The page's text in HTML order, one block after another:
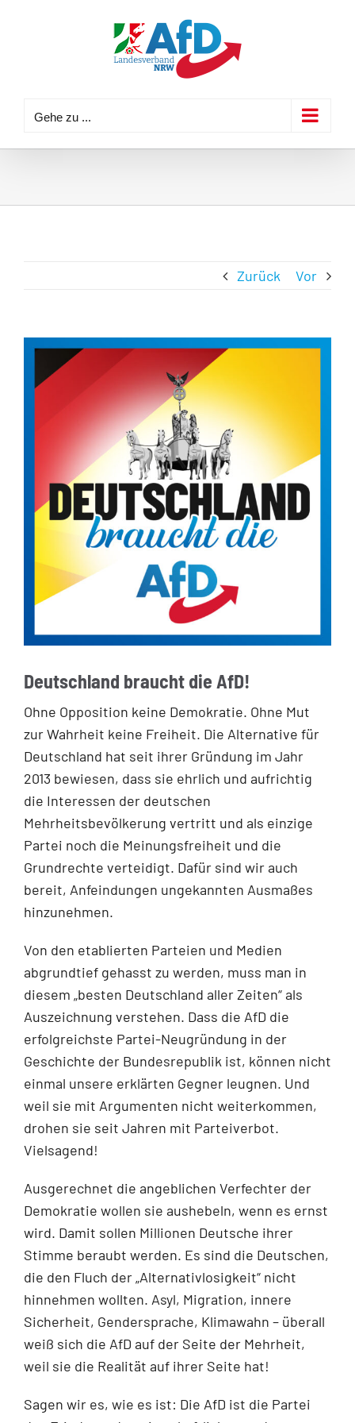
Gehe zu ...
Zurück Vor
Deutschland braucht die AfD!
Ohne Opposition keine Demokratie. Ohne Mut
zur Wahrheit keine Freiheit. Die Alternative für
Deutschland hat seit ihrer Gründung im Jahr
2013 bewiesen, dass sie ehrlich und aufrichtig
die Interessen der deutschen
Mehrheitsbevölkerung vertritt und als einzige
Partei noch die Meinungsfreiheit und die
Grundrechte verteidigt. Dafür sind wir auch
bereit, Anfeindungen ungekannten Ausmaßes
hinzunehmen.
Von den etablierten Parteien und Medien
abgrundtief gehasst zu werden, muss man in
diesem „besten Deutschland aller Zeiten“ als
Auszeichnung verstehen. Dass die AfD die
erfolgreichste Partei-Neugründung in der
Geschichte der Bundesrepublik ist, können nicht
einmal unsere erklärten Gegner leugnen. Und
weil sie mit Argumenten nicht weiterkommen,
drohen sie seit Jahren mit Parteiverbot.
Vielsagend!
Ausgerechnet die angeblichen Verfechter der
Demokratie wollen sie aushebeln, wenn es ernst
wird. Damit sollen Millionen Deutsche ihrer
Stimme beraubt werden. Es sind die Deutschen,
die den Fluch der „Alternativlosigkeit“ nicht
hinnehmen wollten. Asyl, Migration, innere
Sicherheit, Gendersprache, Klimawahn – überall
weiß sich die AfD auf der Seite der Mehrheit,
weil sie die Realität auf ihrer Seite hat!
Sagen wir es, wie es ist: Die AfD ist die Partei